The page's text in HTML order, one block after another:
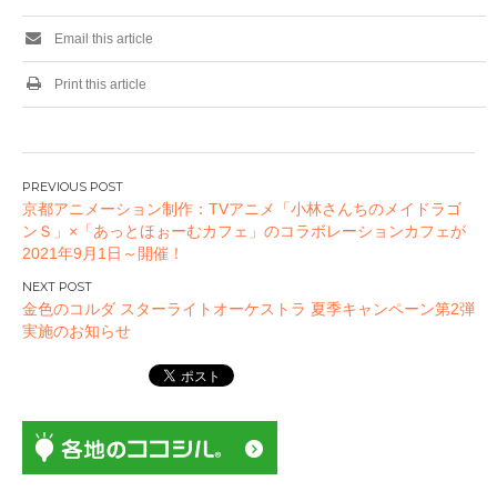
Email this article
Print this article
投
稿
ナ
ビ
ゲ
ー
ン
京都アニメーション制作：TVアニメ「小林さんちのメイドラゴ
ンＳ」×「あっとほぉーむカフェ」のコラボレーションカフェが
2021年9月1日～開催！
金色のコルダ スターライトオーケストラ 夏季キャンペーン第2弾
実施のお知らせ